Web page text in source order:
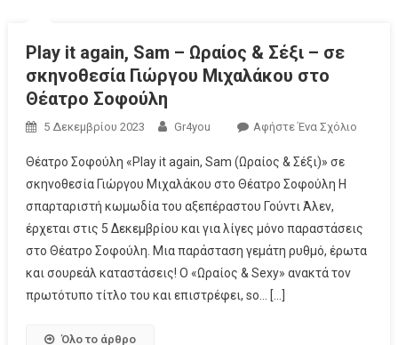
Play it again, Sam – Ωραίος & Σέξι – σε
σκηνοθεσία Γιώργου Μιχαλάκου στο
Θέατρο Σοφούλη
5 Δεκεμβρίου 2023 Gr4you Αφήστε Ένα Σχόλιο
Θέατρο Σοφούλη «Play it again, Sam (Ωραίος & Σέξι)» σε
σκηνοθεσία Γιώργου Μιχαλάκου στο Θέατρο Σοφούλη Η
σπαρταριστή κωμωδία του αξεπέραστου Γούντι Άλεν,
έρχεται στις 5 Δεκεμβρίου και για λίγες μόνο παραστάσεις
στο Θέατρο Σοφούλη. Μια παράσταση γεμάτη ρυθμό, έρωτα
και σουρεάλ καταστάσεις! Ο «Ωραίος & Sexy» ανακτά τον
πρωτότυπο τίτλο του και επιστρέφει, so… […]
Όλο το άρθρο